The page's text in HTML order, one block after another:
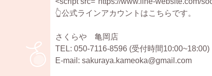
👆公式ラインアカウントはこちらです。
さくらや 亀岡店
TEL: 050-7116-8596 (受付時間10:00~18:00)
E-mail: sakuraya.kameoka@gmail.com